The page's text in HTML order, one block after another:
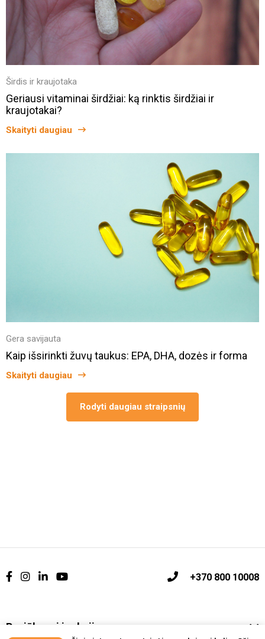
Širdis ir kraujotaka
Geriausi vitaminai širdžiai: ką rinktis širdžiai ir
kraujotakai?
Skaityti daugiau
Gera savijauta
Kaip išsirinkti žuvų taukus: EPA, DHA, dozės ir forma
Skaityti daugiau
Rodyti daugiau straipsnių
+370 800 10008
Pasiūlymai ir akcijos